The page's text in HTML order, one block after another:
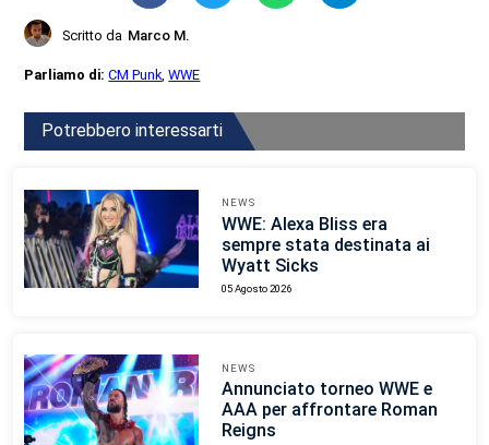
Scritto da Marco M.
Parliamo di:CM Punk,WWE
Potrebbero interessarti
NEWS
WWE: Alexa Bliss era
sempre stata destinata ai
Wyatt Sicks
05 Agosto 2026
NEWS
Annunciato torneo WWE e
AAA per affrontare Roman
Reigns